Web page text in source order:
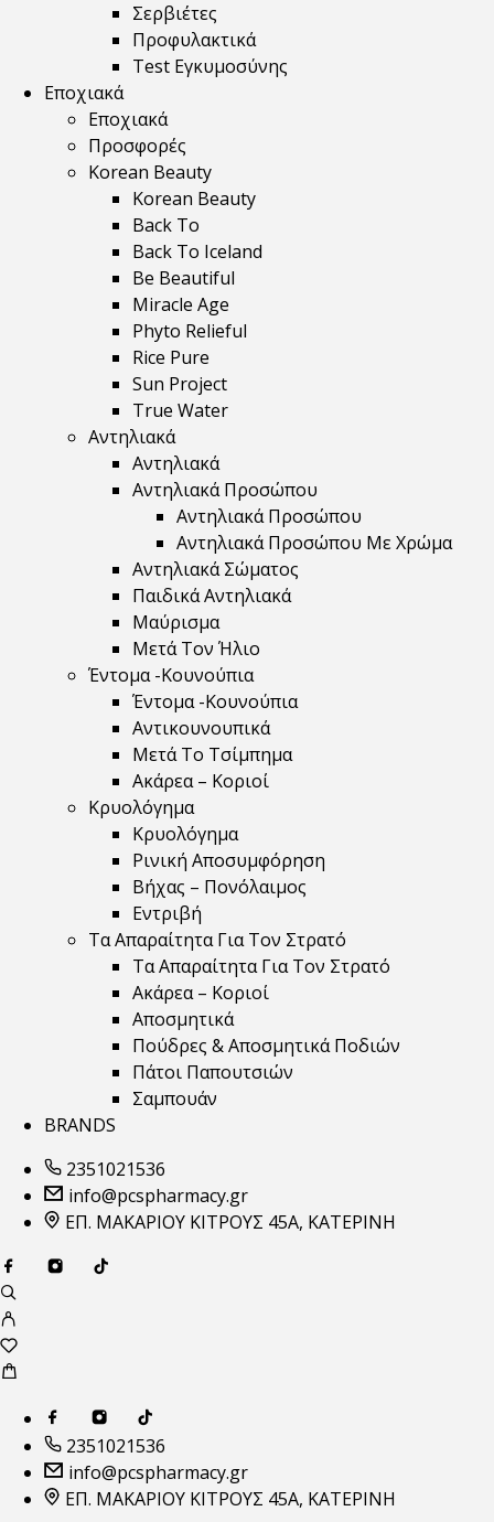
Σερβιέτες
Προφυλακτικά
Test Εγκυμοσύνης
Εποχιακά
Εποχιακά
Προσφορές
Korean Beauty
Korean Beauty
Back To
Back To Iceland
Be Beautiful
Miracle Age
Phyto Relieful
Rice Pure
Sun Project
True Water
Αντηλιακά
Αντηλιακά
Αντηλιακά Προσώπου
Αντηλιακά Προσώπου
Αντηλιακά Προσώπου Με Χρώμα
Αντηλιακά Σώματος
Παιδικά Αντηλιακά
Μαύρισμα
Mετά Τον Ήλιο
Έντομα -Κουνούπια
Έντομα -Κουνούπια
Αντικουνουπικά
Μετά Το Τσίμπημα
Ακάρεα – Κοριοί
Κρυολόγημα
Κρυολόγημα
Ρινική Αποσυμφόρηση
Βήχας – Πονόλαιμος
Εντριβή
Τα Απαραίτητα Για Τον Στρατό
Τα Απαραίτητα Για Τον Στρατό
Ακάρεα – Κοριοί
Αποσμητικά
Πούδρες & Αποσμητικά Ποδιών
Πάτοι Παπουτσιών
Σαμπουάν
BRANDS
2351021536
info@pcspharmacy.gr
ΕΠ. ΜΑΚΑΡΙΟΥ ΚΙΤΡΟΥΣ 45Α, ΚΑΤΕΡΙΝΗ
2351021536
info@pcspharmacy.gr
ΕΠ. ΜΑΚΑΡΙΟΥ ΚΙΤΡΟΥΣ 45Α, ΚΑΤΕΡΙΝΗ